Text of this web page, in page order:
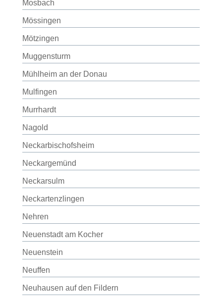
Mosbach
Mössingen
Mötzingen
Muggensturm
Mühlheim an der Donau
Mulfingen
Murrhardt
Nagold
Neckarbischofsheim
Neckargemünd
Neckarsulm
Neckartenzlingen
Nehren
Neuenstadt am Kocher
Neuenstein
Neuffen
Neuhausen auf den Fildern